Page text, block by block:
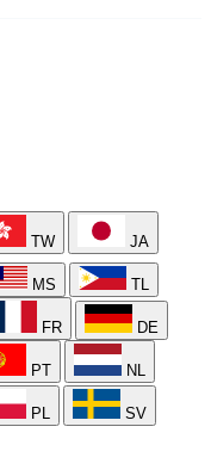
TW JA
MS TL
FR DE
PT NL
PL SV